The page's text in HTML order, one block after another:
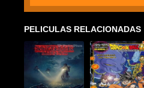
PELICULAS RELACIONADAS